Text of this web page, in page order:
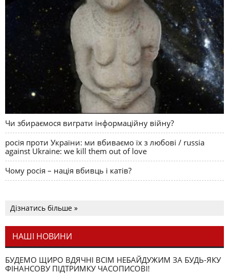
Чи збираємося виграти інформаційну війну?
росія проти України: ми вбиваємо їх з любові / russia
against Ukraine: we kill them out of love
Чому росія – нація вбивць і катів?
Дізнатись більше »
НАШІ НОВИНИ
БУДЕМО ЩИРО ВДЯЧНІ ВСІМ НЕБАЙДУЖИМ ЗА БУДЬ-ЯКУ
ФІНАНСОВУ ПІДТРИМКУ ЧАСОПИСОВІ!